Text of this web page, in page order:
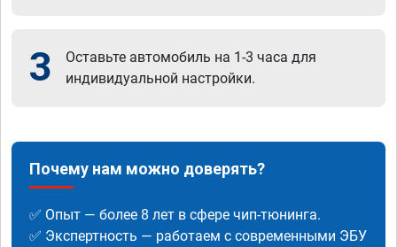
3
Оставьте автомобиль на 1-3 часа для
индивидуальной настройки.
Почему нам можно доверять?
✅ Опыт — более 8 лет в сфере чип-тюнинга.
✅ Экспертность — работаем с современными ЭБУ